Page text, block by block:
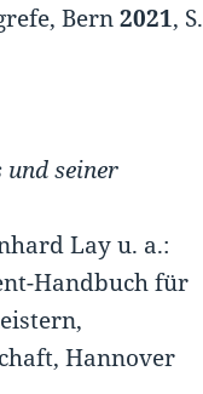
Bern2021, S.
und seiner
Lay u. a.:
Handbuch für
Hannover